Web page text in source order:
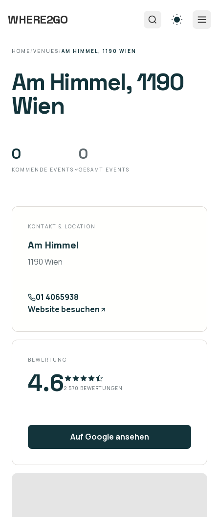
WHERE2GO
HOME / VENUES / AM HIMMEL, 1190 WIEN
Am Himmel, 1190
Wien
0
KOMMENDE EVENTS
0
GESAMT EVENTS
KONTAKT & LOCATION
Am Himmel
1190 Wien
01 4065938
Website besuchen
BEWERTUNG
4.62 570 BEWERTUNGEN
Auf Google ansehen